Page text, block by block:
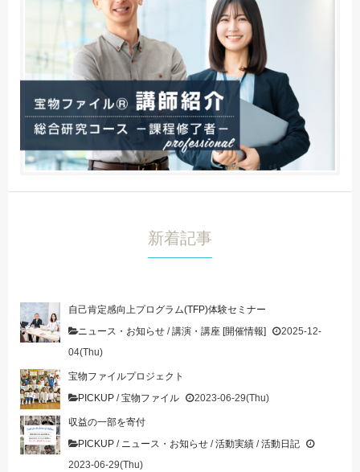
新着記事
自己肯定感向上プログラム(TFP)体験セミナー
ニュース・お知らせ /講演・講座 [開催情報]
2025-12-
04(Thu)
宝物ファイルプロジェクト
PICKUP /宝物ファイル 2023-06-29(Thu)
収益の一部を寄付
PICKUP / ニュース・お知らせ /活動実績 /活動日記
2023-06-29(Thu)